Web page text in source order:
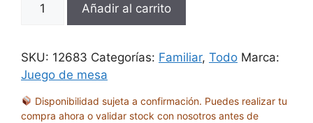
cantidad
Añadir al carrito
SKU: 12683 Categorías: Familiar, Todo Marca:
Juego de mesa
Disponibilidad sujeta a confirmación. Puedes realizar tu
compra ahora o validar stock con nosotros antes de